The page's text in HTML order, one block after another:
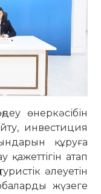
өнеркәсібін
инвестиция
құруға
атап
әлеуетін
жүзеге